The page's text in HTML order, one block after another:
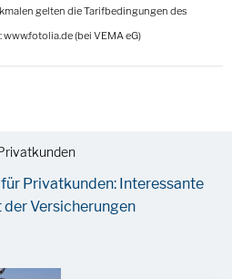
gelten die Tarifbedingungen des
(bei VEMA eG)
Privatkunden: Interessante
Versicherungen